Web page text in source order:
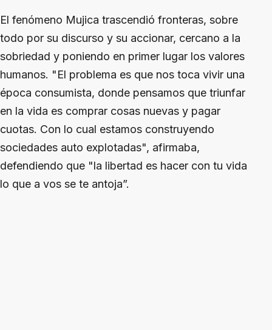
El fenómeno Mujica trascendió fronteras, sobre
todo por su discurso y su accionar, cercano a la
sobriedad y poniendo en primer lugar los valores
humanos. "El problema es que nos toca vivir una
época consumista, donde pensamos que triunfar
en la vida es comprar cosas nuevas y pagar
cuotas. Con lo cual estamos construyendo
sociedades auto explotadas", afirmaba,
defendiendo que "la libertad es hacer con tu vida
lo que a vos se te antoja”.